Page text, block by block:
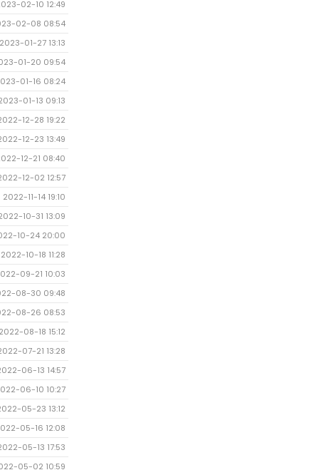
02-10 12:49
02-08 08:54
2023-01-27 13:13
01-20 09:54
01-16 08:24
01-13 09:13
12-28 19:22
12-23 13:49
12-21 08:40
12-02 12:57
2022-11-14 19:10
10-31 13:09
10-24 20:00
2022-10-18 11:28
09-21 10:03
08-30 09:48
08-26 08:53
2022-08-18 15:12
07-21 13:28
06-13 14:57
06-10 10:27
05-23 13:12
05-16 12:08
05-13 17:53
05-02 10:59